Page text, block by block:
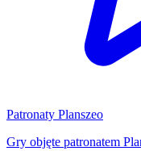
Patronaty Planszeo
Gry objęte patronatem